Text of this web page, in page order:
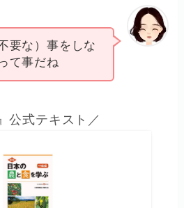
要な）事をしな
て事だね
公式テキスト／